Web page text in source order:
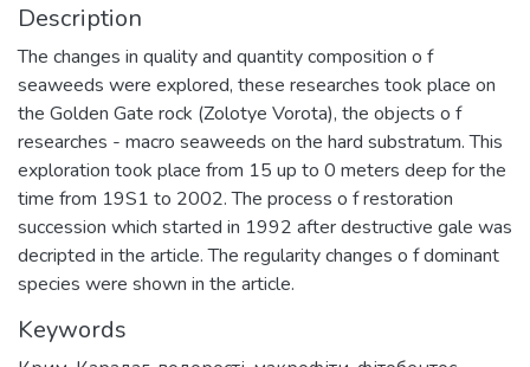
Description
The changes in quality and quantity composition o f
seaweeds were explored, these researches took place on
the Golden Gate rock (Zolotye Vorota), the objects o f
researches - macro seaweeds on the hard substratum. This
exploration took place from 15 up to 0 meters deep for the
time from 19S1 to 2002. The process o f restoration
succession which started in 1992 after destructive gale was
decripted in the article. The regularity changes o f dominant
species were shown in the article.
Keywords